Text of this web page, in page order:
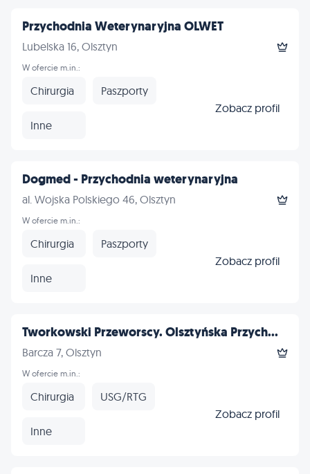
Przychodnia Weterynaryjna OLWET
Lubelska 16, Olsztyn
W ofercie m.in.:
Chirurgia Paszporty
Inne
Zobacz profil
Dogmed - Przychodnia weterynaryjna
al. Wojska Polskiego 46, Olsztyn
W ofercie m.in.:
Chirurgia Paszporty
Inne
Zobacz profil
Tworkowski Przeworscy. Olsztyńska Przych...
Barcza 7, Olsztyn
W ofercie m.in.:
Chirurgia USG/RTG
Inne
Zobacz profil